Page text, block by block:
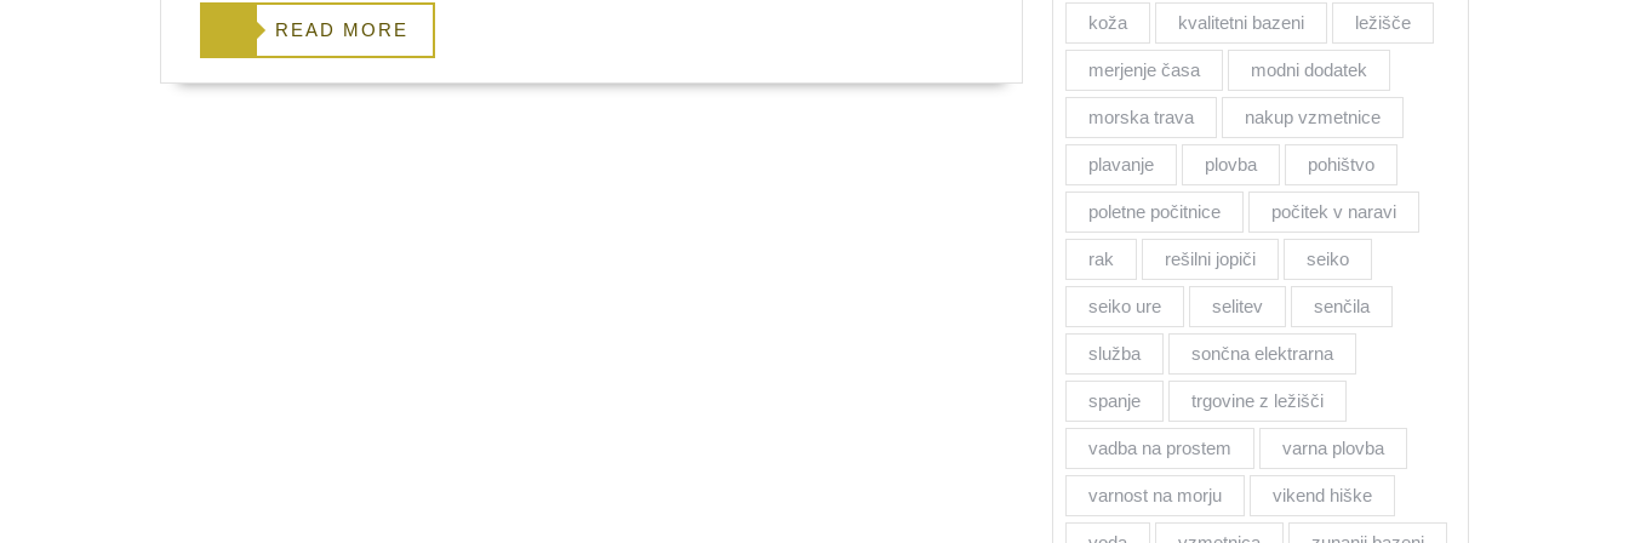
READ MORE
READ koža kvalitetni bazeni ležišče
merjenje časa modni dodatek
morska trava nakup vzmetnice
plavanje plovba pohištvo
poletne počitnice počitek v naravi
rak rešilni jopiči seiko
seiko ure selitev senčila
služba sončna elektrarna
spanje trgovine z ležišči
vadba na prostem varna plovba
varnost na morju vikend hiške